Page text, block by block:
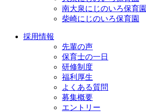
南大泉にじのいろ保育園
柴崎にじのいろ保育園
採用情報
先輩の声
保育士の一日
研修制度
福利厚生
よくある質問
募集概要
エントリー